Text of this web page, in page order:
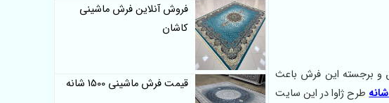
بافت دقیق و برجسته این فرش باعث
طرح ژاوا در این سایت
فروش آنلاین فرش ماشینی
کاشان
قیمت فرش ماشینی 1500 شانه